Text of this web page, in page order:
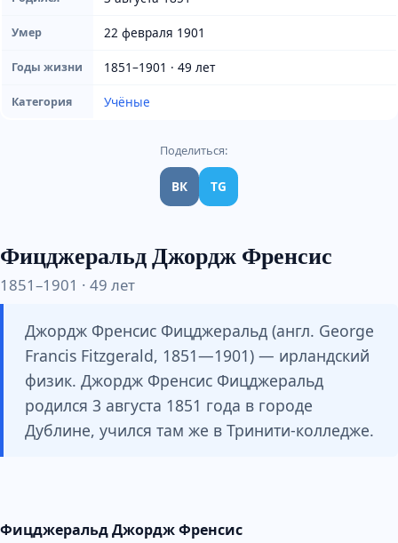
Умер 22 февраля 1901
Годы жизни 1851–1901 · 49 лет
Категория Учёные
Поделиться:
ВК TG
Фицджеральд Джордж Френсис
1851–1901 · 49 лет
Джордж Френсис Фицджеральд (англ. George
Francis Fitzgerald, 1851—1901) — ирландский
физик. Джордж Френсис Фицджеральд
родился 3 августа 1851 года в городе
Дублине, учился там же в Тринити-колледже.
Фицджеральд Джордж Френсис